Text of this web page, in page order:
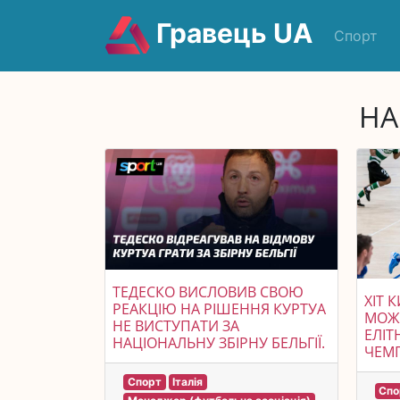
Гравець UA Спорт
ТЕДЕСКО ВИСЛОВИВ СВОЮ
РЕАКЦІЮ НА РІШЕННЯ КУРТУА
НЕ ВИСТУПАТИ ЗА
НАЦІОНАЛЬНУ ЗБІРНУ БЕЛЬГІЇ.
Спорт
Італія
ХІТ